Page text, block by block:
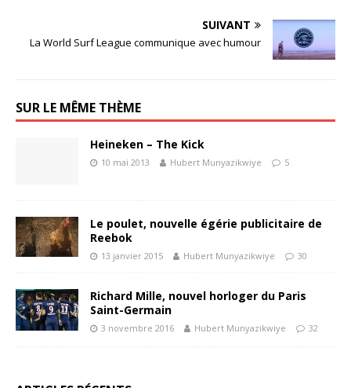
SUIVANT
La World Surf League communique avec humour
SUR LE MÊME THÈME
Heineken – The Kick
10 mai 2013 Hubert Munyazikwiye 5
Le poulet, nouvelle égérie publicitaire de
Reebok
13 janvier 2015 Hubert Munyazikwiye 30
Richard Mille, nouvel horloger du Paris
Saint-Germain
3 novembre 2016 Hubert Munyazikwiye 32